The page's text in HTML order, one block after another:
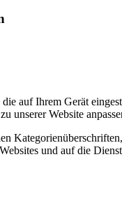
auf Ihrem Gerät
unserer Website
und auf die